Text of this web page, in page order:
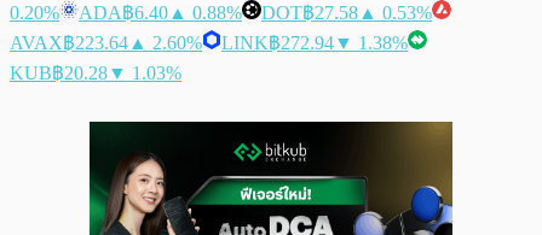
0.20%
ADA฿6.40 ▲ 0.88% DOT฿27.58 ▲ 0.53%
AVAX฿223.64 ▲ 2.60% LINK฿272.94▼ 1.38%
KUB฿20.28▼ 1.03%